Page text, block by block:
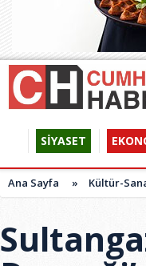
SİYASET
Ana Sayfa » Kültür-